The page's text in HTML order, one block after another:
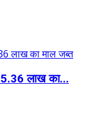
5.36 लाख का...